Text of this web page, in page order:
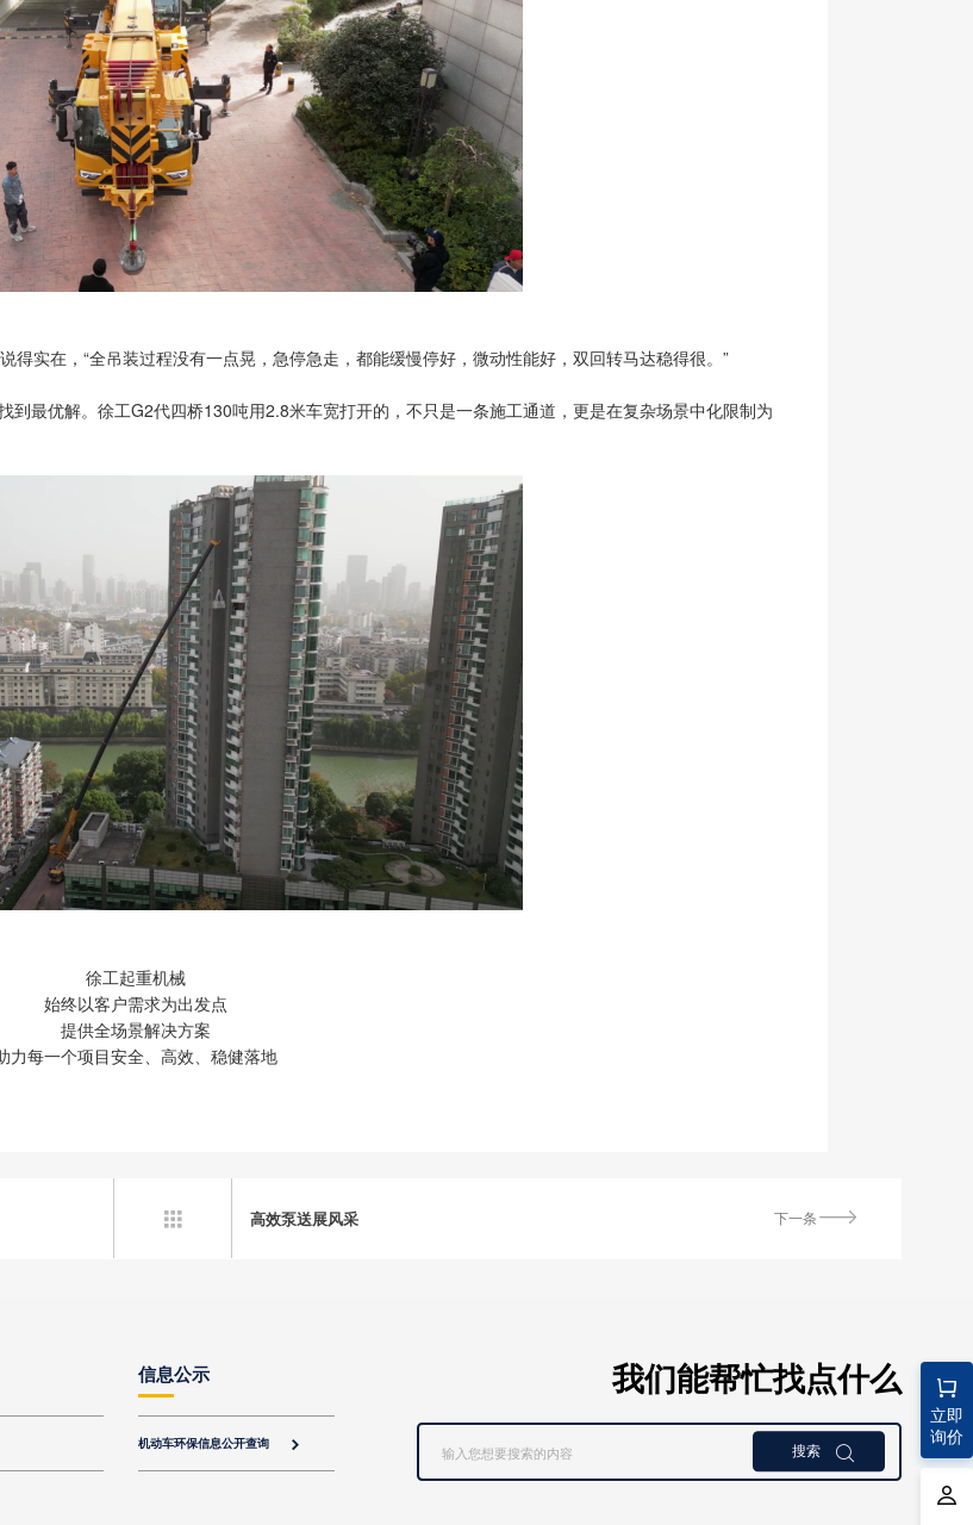
得实在，“全吊装过程没有一点晃，急停急走，都能缓慢停好，微动性能好，双回转马达稳得很。”
最优解。徐工G2代四桥130吨用2.8米车宽打开的，不只是一条施工通道，更是在复杂场景中化限制为
徐工起重机械
始终以客户需求为出发点
提供全场景解决方案
力每一个项目安全、高效、稳健落地
下一条
高效泵送展风采

立即
询价
信息公示
机动车环保信息公开查询 
我们能帮忙找点什么
搜索 